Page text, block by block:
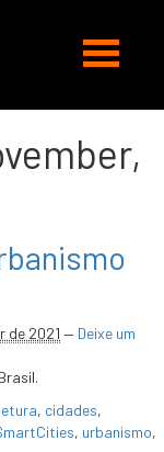
Abrir
de 2021 — Deixe um
, cidades,
, urbanismo,